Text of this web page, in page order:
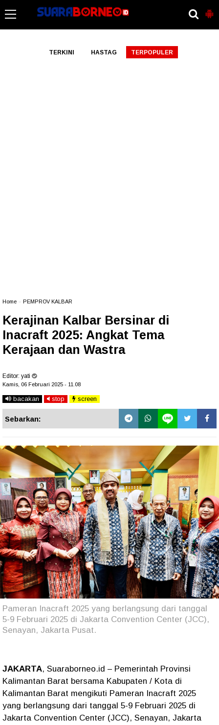
TERKINI HASTAG TERPOPULER
Home PEMPROV KALBAR
Kerajinan Kalbar Bersinar di
Inacraft 2025: Angkat Tema
Kerajaan dan Wastra
Editor: yati
Kamis, 06 Februari 2025 - 11.08
bacakan stop screen
Sebarkan:
Pameran Inacraft 2025 yang berlangsung dari tanggal
5-9 Februari 2025 di Jakarta Convention Center (JCC),
Senayan, Jakarta Pusat.
JAKARTA, Suaraborneo.id – Pemerintah Provinsi
Kalimantan Barat bersama Kabupaten / Kota di
Kalimantan Barat mengikuti Pameran Inacraft 2025
yang berlangsung dari tanggal 5-9 Februari 2025 di
Jakarta Convention Center (JCC), Senayan, Jakarta